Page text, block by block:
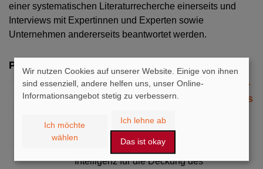
einer systematischen Literaturrecherche einerseits und
Interviews mit Expertinnen und Experten sowie
Unternehmen andererseits beantwortet werden.
Publikationen
Chancen künstlicher Intelligenz für
die Deckung des Fachkräftebedarfs
Schneider, S.; Brink, S.; Löher, J.; Icks, A.;
Becker, F. (2026): Chancen künstlicher
Intelligenz für die Deckung des
Wir nutzen Cookies auf unserer Website. Einige von ihnen
sind essenziell, andere helfen uns, unser Online-
Informationsangebot stetig zu verbessern.
Ich möchte
wählen
Ich lehne ab
Das ist okay